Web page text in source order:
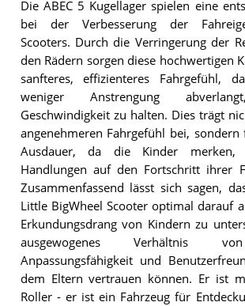
Die ABEC 5 Kugellager spielen eine
bei der Verbesserung der
Scooters. Durch die Verringerung der
den Rädern sorgen diese hochwertigen
sanfteres, effizienteres Fahrgefühl,
weniger Anstrengung
Geschwindigkeit zu halten. Dies trägt
angenehmeren Fahrgefühl bei,
Ausdauer, da die Kinder
Handlungen auf den Fortschritt ihrer
Zusammenfassend lässt sich sagen,
Little BigWheel Scooter optimal darauf
Erkundungsdrang von Kindern zu
ausgewogenes Verhältnis
Anpassungsfähigkeit und
dem Eltern vertrauen können. Er ist
Roller - er ist ein Fahrzeug für